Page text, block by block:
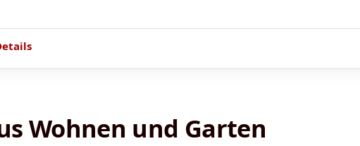
Wohnen und Garten